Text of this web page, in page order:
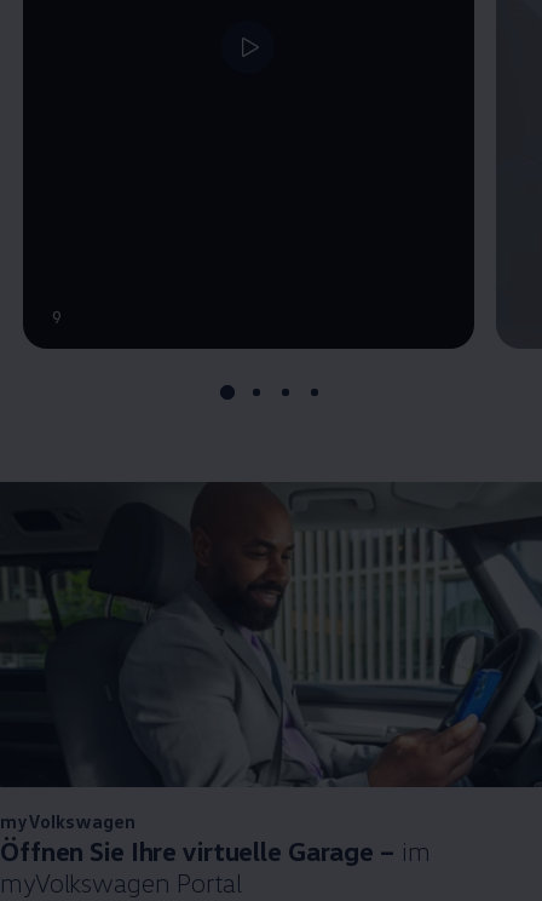
9
myVolkswagen
Öffnen Sie Ihre virtuelle Garage – im
myVolkswagen Portal